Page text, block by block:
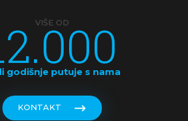
VIŠE OD
godišnje putuje s nama
KONTAKT